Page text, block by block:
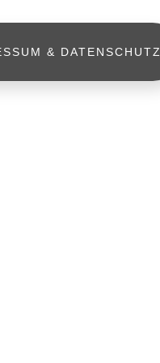
& DATENSCHUTZ